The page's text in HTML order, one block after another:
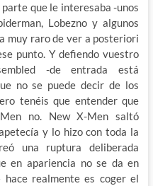
que le interesaba -unos
Lobezno y algunos
muy raro de ver a posteriori
punto. Y defiendo vuestro
-de entrada está
no se puede decir de los
tenéis que entender que
no. New X-Men saltó
y lo hizo con toda la
una ruptura deliberada
en apariencia no se da en
realmente es coger el